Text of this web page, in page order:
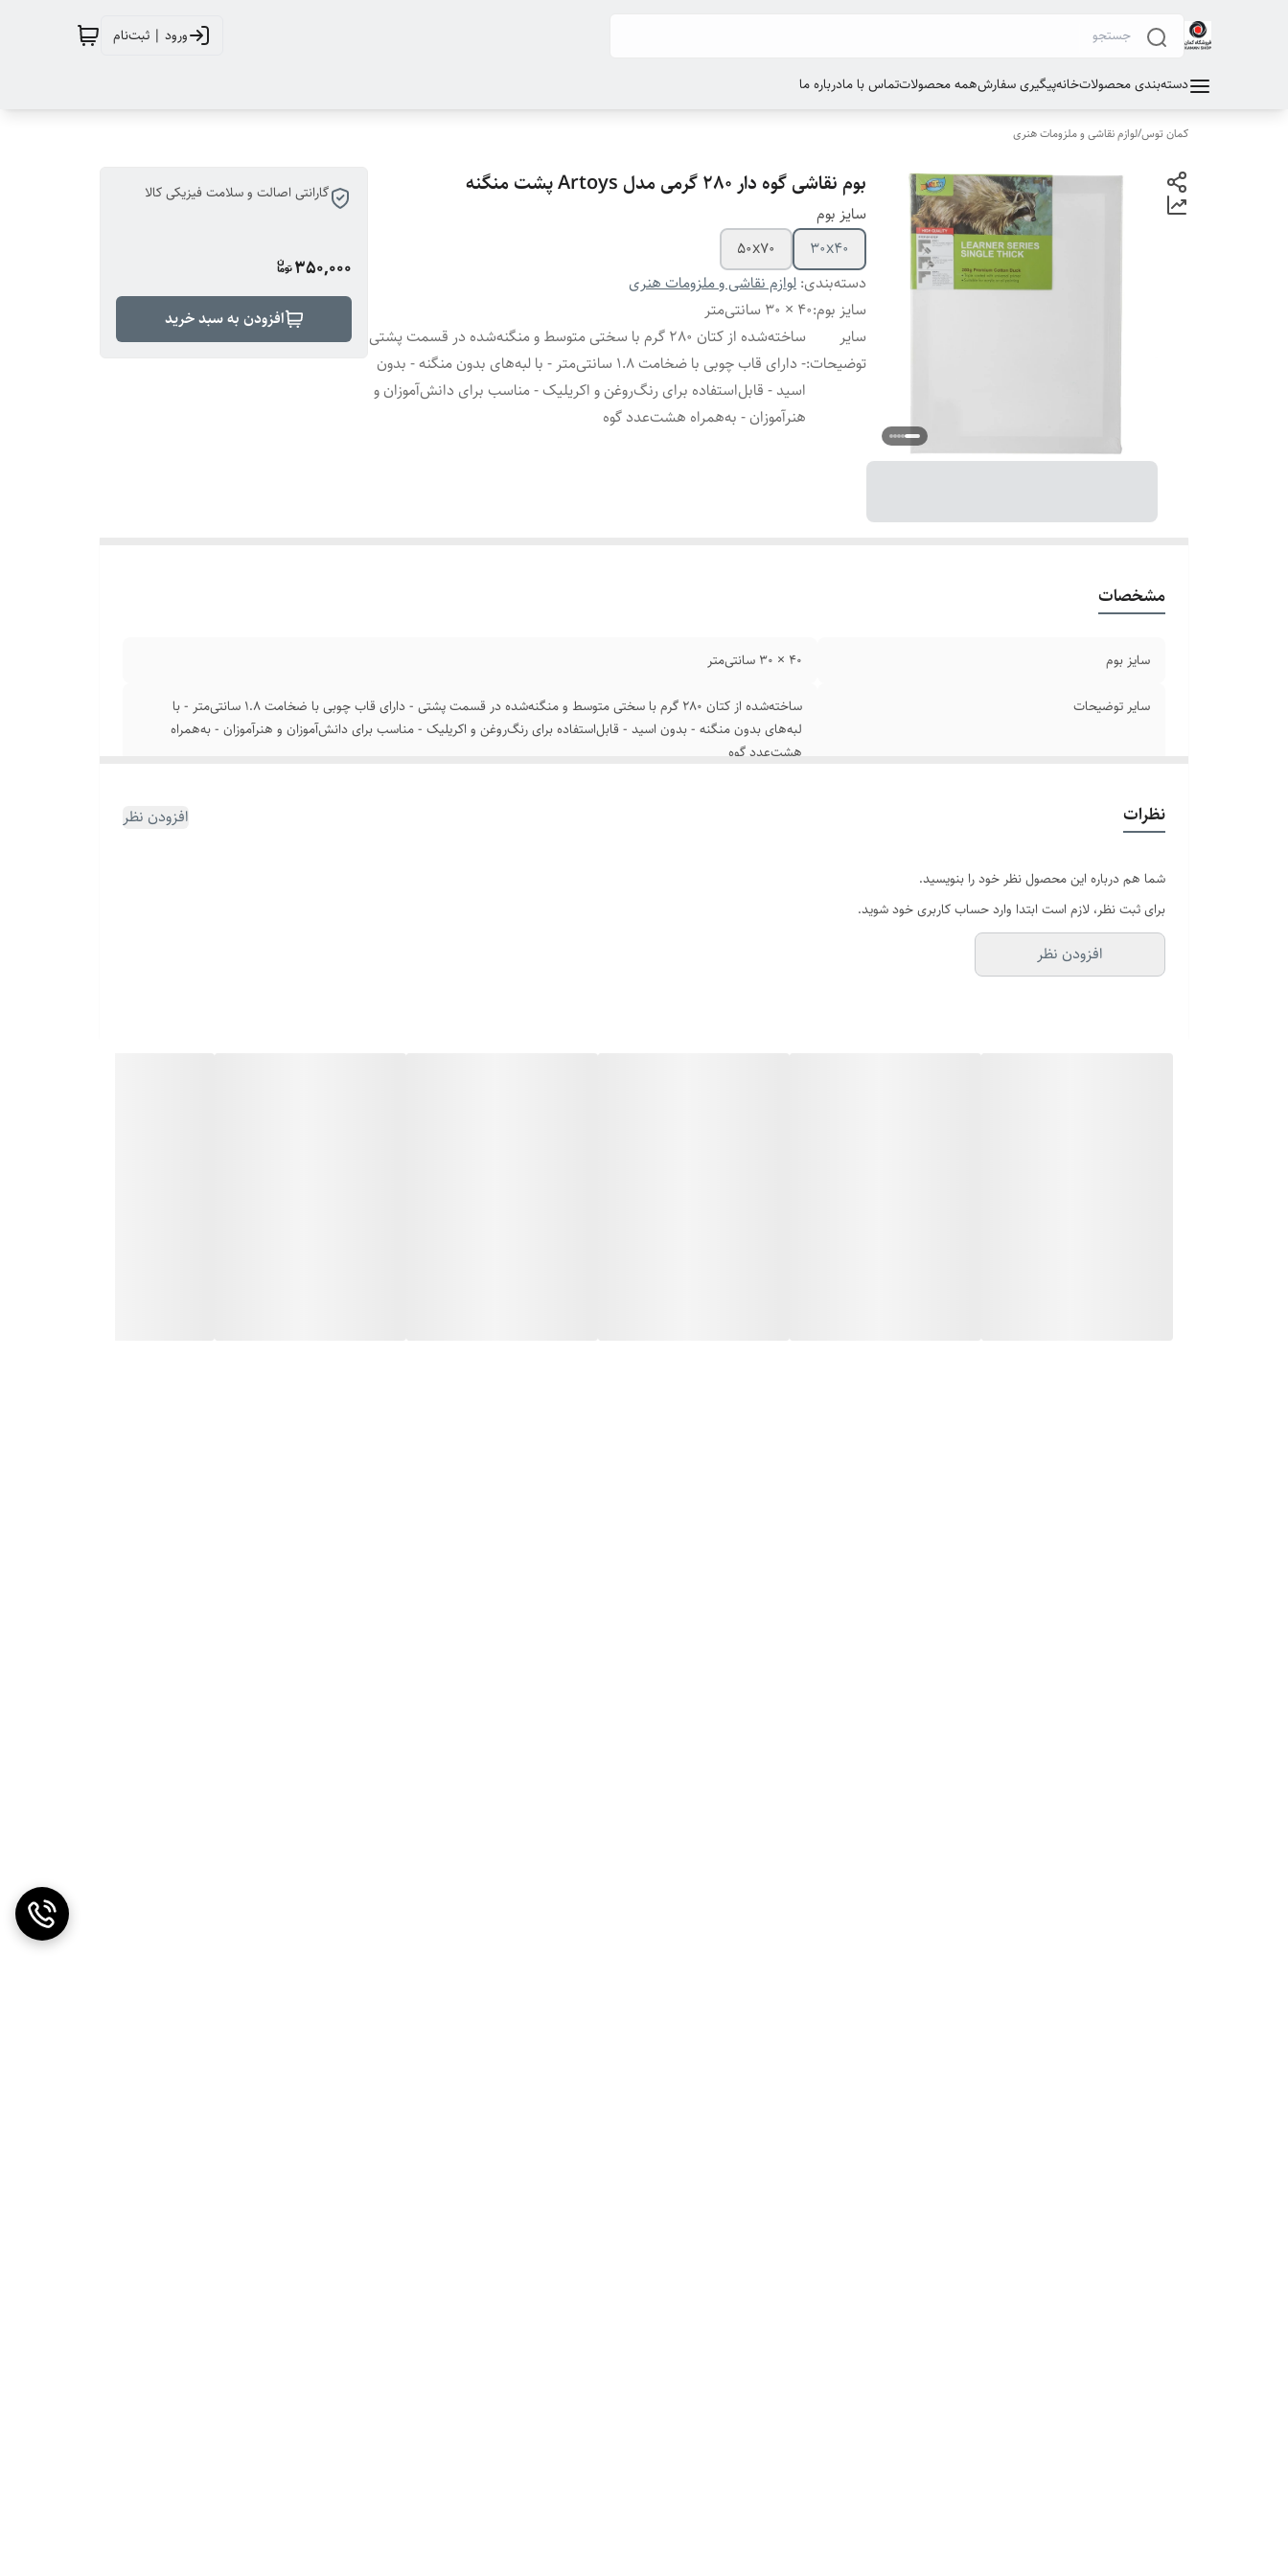
ورود | ثبت‌نام
دسته‌بندی محصولاتخانهپیگیری سفارشهمه محصولاتتماس با مادرباره ما
کمان توس/لوازم نقاشی و ملزومات هنری
بوم نقاشی گوه دار 280 گرمی مدل Artoys پشت منگنه
سایز بوم
30x40
50x70
دسته‌بندی: لوازم نقاشی و ملزومات هنری
سایز بوم:40 × 30 سانتی‌متر
سایر
توضیحات:
ساخته‌شده از کتان 280 گرم با سختی متوسط و منگنه‌شده در قسمت پشتی
- دارای قاب چوبی با ضخامت 1.8 سانتی‌متر - با لبه‌های بدون منگنه - بدون
اسید - قابل‌استفاده برای رنگ‌روغن و اکریلیک - مناسب برای دانش‌آموزان و
هنرآموزان - به‌همراه هشت‌عدد گوه
گارانتی اصالت و سلامت فیزیکی کالا
350,000
افزودن به سبد خرید
مشخصات
سایز بوم 40 × 30 سانتی‌متر
سایر توضیحات
ساخته‌شده از کتان 280 گرم با سختی متوسط و منگنه‌شده در قسمت پشتی - دارای قاب چوبی با ضخامت 1.8 سانتی‌متر - با
لبه‌های بدون منگنه - بدون اسید - قابل‌استفاده برای رنگ‌روغن و اکریلیک - مناسب برای دانش‌آموزان و هنرآموزان - به‌همراه
هشت‌عدد گوه
نظرات افزودن نظر
شما هم درباره این محصول نظر خود را بنویسید.
برای ثبت نظر، لازم است ابتدا وارد حساب کاربری خود شوید.
افزودن نظر